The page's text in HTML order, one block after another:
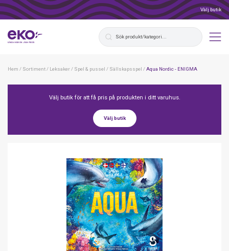
Välj butik
Hem / Sortiment/ Leksaker/ Spel & pussel / Sällskapsspel /Aqua Nordic - ENIGMA
Välj butik för att få pris på produkten i ditt varuhus.
Välj butik